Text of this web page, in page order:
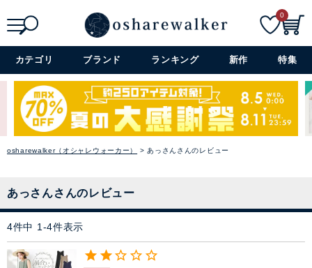
詳細検索+
0
カテゴリ ブランド ランキング 新作 特集
SALE
雑誌掲載アイテム
osharewalker（オシャレウォーカー） あっさんさんのレビュー
あっさんさんのレビュー
4件中 1 -4件表示